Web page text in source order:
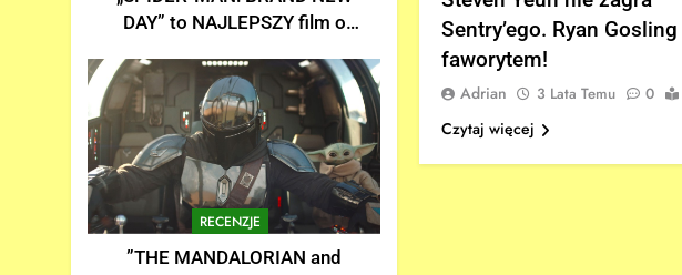
DAY” to NAJLEPSZY film o
Recenzja
RECENZJE
”THE MANDALORIAN and
Sentry’ego. Ryan Gosling
faworytem!
Adrian 3 Lata Temu 0
Czytaj więcej